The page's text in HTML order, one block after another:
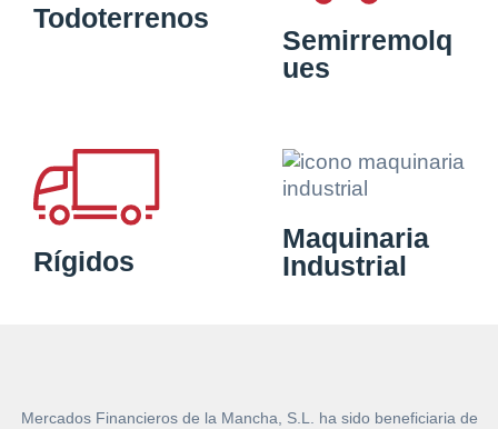
Todoterrenos
Semirremolq
ues
Rígidos
Maquinaria
Industrial
Mercados Financieros de la Mancha, S.L. ha sido beneficiaria de